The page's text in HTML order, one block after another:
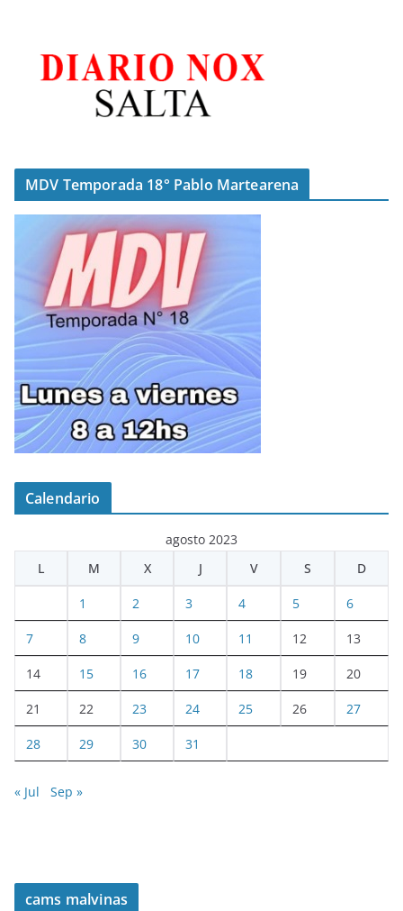
MDV Temporada 18° Pablo Martearena
Calendario
agosto 2023
L
M X J V S D
1 2 3 4 5 6
7 8 9 10 11 12 13
14 15 16 17 18 19 20
21 22 23 24 25 26 27
28 29 30 31
« Jul Sep »
cams malvinas